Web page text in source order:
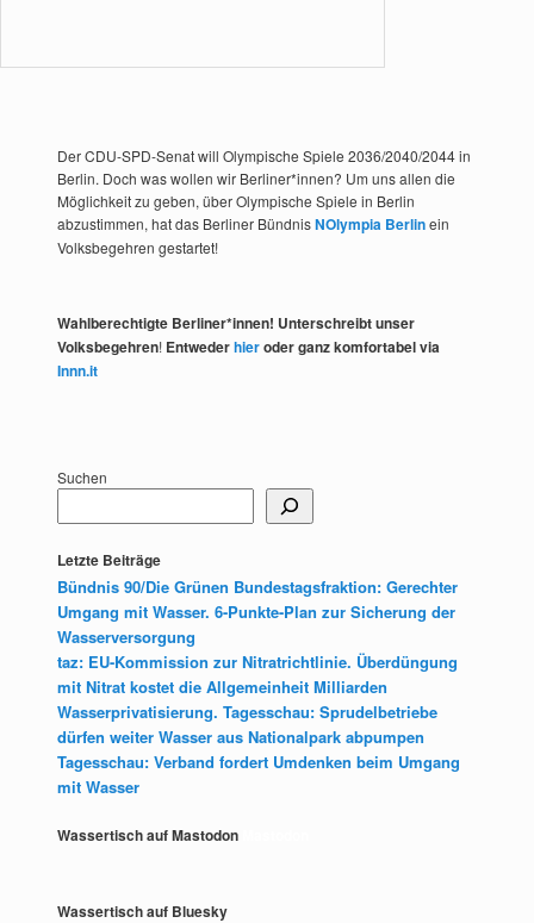
Der CDU-SPD-Senat will Olympische Spiele 2036/2040/2044 in
Berlin. Doch was wollen wir Berliner*innen? Um uns allen die
Möglichkeit zu geben, über Olympische Spiele in Berlin
abzustimmen, hat das Berliner BündnisNOlympia Berlinein
Volksbegehren gestartet!
Wahlberechtigte Berliner*innen! Unterschreibt unser
Volksbegehren! Entwederhieroder ganz komfortabel via
Innn.it
Suchen
Letzte Beiträge
Bündnis 90/Die Grünen Bundestagsfraktion: Gerechter
Umgang mit Wasser. 6-Punkte-Plan zur Sicherung der
Wasserversorgung
taz: EU-Kommission zur Nitratrichtlinie. Überdüngung
mit Nitrat kostet die Allgemeinheit Milliarden
Wasserprivatisierung. Tagesschau: Sprudelbetriebe
dürfen weiter Wasser aus Nationalpark abpumpen
Tagesschau: Verband fordert Umdenken beim Umgang
mit Wasser
Wassertisch auf Mastodon
Wassertisch auf Bluesky